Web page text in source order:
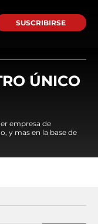
SUSCRIBIRSE
ÚNICO
empresa de
y mas en la base de